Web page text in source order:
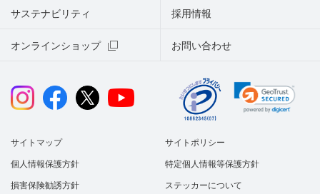
サステナビリティ
オンラインショップ お問い合わせ
採用情報
サイトマップ サイトポリシー
個人情報保護方針 特定個人情報等保護方針
損害保険勧誘方針 ステッカーについて